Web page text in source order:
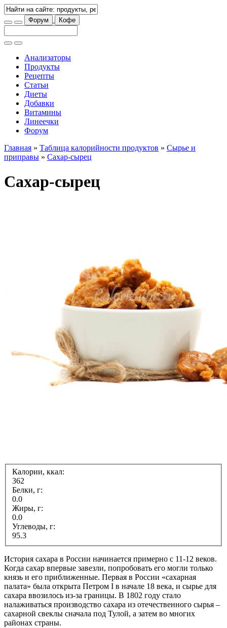
Форум Кофе
Анализаторы
Продукты
Рецепты
Статьи
Диеты
Добавки
Витамины
Линеечки
Форум
Главная » Таблица калорийности продуктов » Сырье и
приправы » Сахар-сырец
Сахар-сырец
Калории, ккал:
362
Белки, г:
0.0
Жиры, г:
0.0
Углеводы, г:
95.3
История сахара в России начинается примерно с 11-12 веков.
Когда сахар впервые завезли, попробовать его могли только
князь и его приближенные. Первая в России «сахарная
палата» была открыта Петром I в начале 18 века, и сырье для
сахара ввозилось из-за границы. В 1802 году стало
налаживаться производство сахара из отечественного сырья –
сахарной свеклы сначала под Тулой, а затем во многих
районах страны.